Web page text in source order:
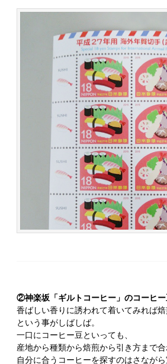
②神楽坂「ギルトコーヒー」のコーヒ
香ばしい香りに誘われて着いてみれば焙
という事がしばしば。
一口にコーヒー豆といっても、
産地から種類から焙煎から引き方まで合
自分に合うコーヒーを探すのはさながら